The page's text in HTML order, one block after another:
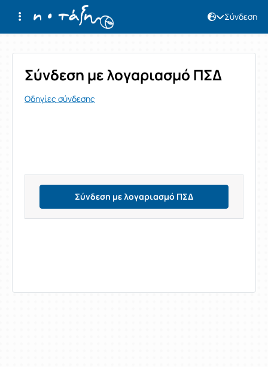
Σύνδεση
Σύνδεση
Σύνδεση με λογαριασμό ΠΣΔ
Οδηγίες σύνδεσης
Σύνδεση με λογαριασμό ΠΣΔ